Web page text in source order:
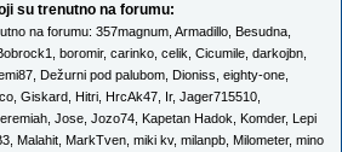
su trenutno na forumu:
na forumu: 357magnum Armadillo Besudna
boromir, carinko celik Cicumile darkojbn
Dežurni pod palubom Dioniss eighty-one
Giskard Hitri HrcAk47 Ir, Jager715510
Jose Jozo74 Kapetan Hadok Komder, Lepi
Malahit MarkTven miki kv, milanpb Milometer, mino